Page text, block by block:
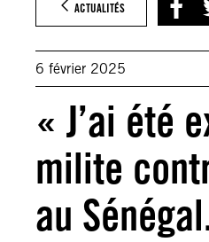
ACTUALITÉS
6 février 2025
« J’ai été
milite
au